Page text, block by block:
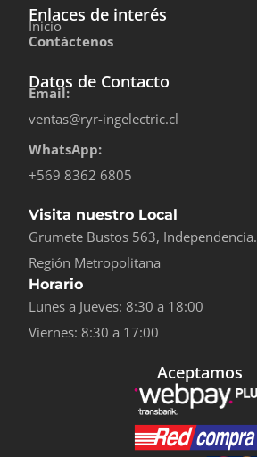
Enlaces de interés
Inicio
Contáctenos
Datos de Contacto
Email:
ventas@ryr-ingelectric.cl
WhatsApp:
+569 8362 6805
Visita nuestro Local
Grumete Bustos 563, Independencia.
Región Metropolitana
Horario
Lunes a Jueves: 8:30 a 18:00
Viernes: 8:30 a 17:00
Aceptamos